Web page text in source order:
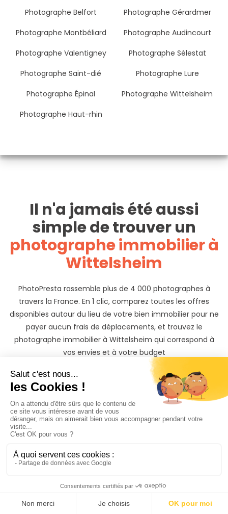
Photographe Belfort
Photographe Gérardmer
Photographe Montbéliard
Photographe Audincourt
Photographe Valentigney
Photographe Sélestat
Photographe Saint-dié
Photographe Lure
Photographe Épinal
Photographe Wittelsheim
Photographe Haut-rhin
Il n'a jamais été aussi
simple de trouver un
photographe immobilier à
Wittelsheim
PhotoPresta rassemble plus de 4 000 photographes à
travers la France. En 1 clic, comparez toutes les offres
disponibles autour du lieu de votre bien immobilier pour ne
payer aucun frais de déplacements, et trouvez le
photographe immobilier à Wittelsheim qui correspond à
vos envies et à votre budget
Pour bien comparer les offers des photographes sur
PhotoPresta, nous vous conseillons avant tout de regarder
les portfolios des photographes et assurez-vous que leur
style est en adéquation avec vos attentes. Lisez ensuite les
commentaires et les avis des clients sur PhotoPresta. Ceci
vous donnera une idée de la qualité du travail du
Une fois votre choix fait, il ne vous reste ensuite qu’à
vous avez sélectionné, et à réserver en toute simplicité et
en toute sécurité votre photographe pour votre bien